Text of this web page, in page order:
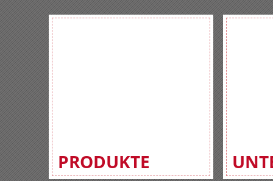
PRODUKTE